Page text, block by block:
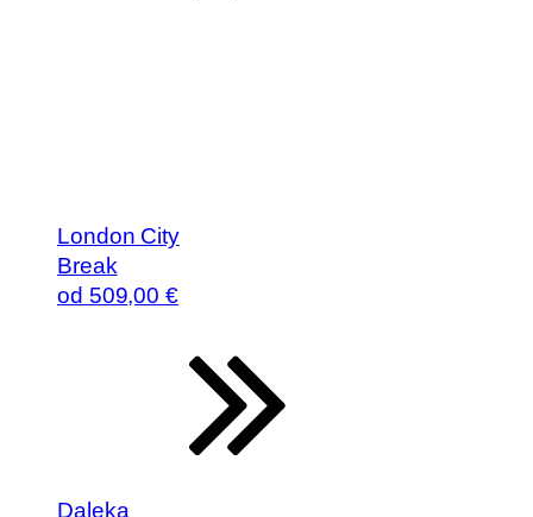
London City
Break
od 509,00 €
Daleka